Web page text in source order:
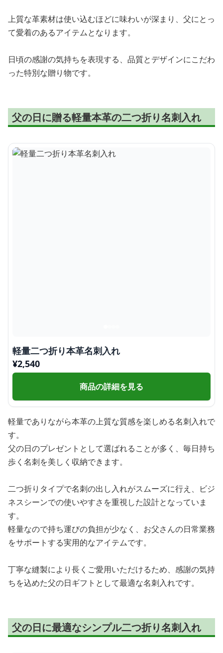
上質な革素材は使い込むほどに味わいが深まり、父にとっ
て愛着のあるアイテムとなります。
日頃の感謝の気持ちを表現する、品質とデザインにこだわ
った特別な贈り物です。
父の日に贈る軽量本革の二つ折り名刺入れ
軽量二つ折り本革名刺入れ
¥2,540
商品の詳細を見る
軽量でありながら本革の上質な質感を楽しめる名刺入れで
す。
父の日のプレゼントとして選ばれることが多く、毎日持ち
歩く名刺を美しく収納できます。
二つ折りタイプで名刺の出し入れがスムーズに行え、ビジ
ネスシーンでの使いやすさを重視した設計となっていま
す。
軽量なので持ち運びの負担が少なく、お父さんの日常業務
をサポートする実用的なアイテムです。
丁寧な縫製により長くご愛用いただけるため、感謝の気持
ちを込めた父の日ギフトとして最適な名刺入れです。
父の日に最適なシンプル二つ折り名刺入れ